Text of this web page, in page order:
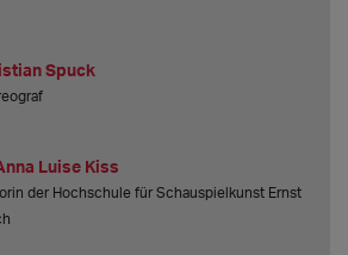
Spuck
Luise Kiss
der Hochschule für Schauspielkunst Ernst